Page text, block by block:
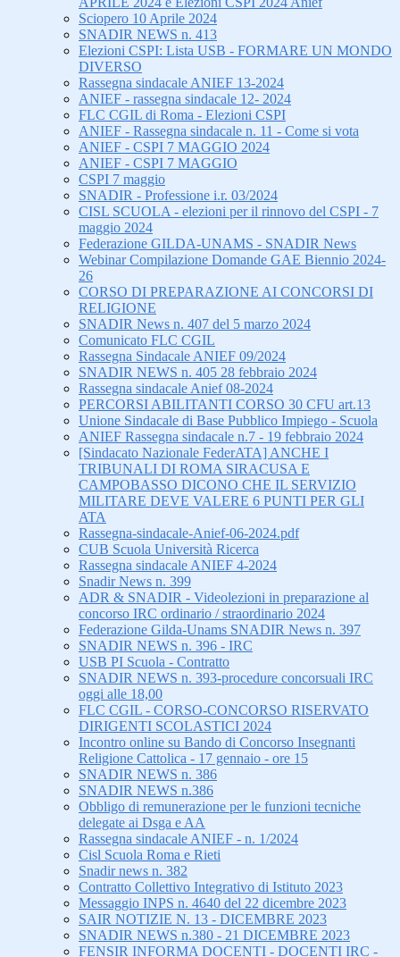
Sciopero 10 Aprile 2024
SNADIR NEWS n. 413
Elezioni CSPI: Lista USB - FORMARE UN MONDO
DIVERSO
Rassegna sindacale ANIEF 13-2024
ANIEF - rassegna sindacale 12- 2024
FLC CGIL di Roma - Elezioni CSPI
ANIEF - Rassegna sindacale n. 11 - Come si vota
ANIEF - CSPI 7 MAGGIO 2024
ANIEF - CSPI 7 MAGGIO
CSPI 7 maggio
SNADIR - Professione i.r. 03/2024
CISL SCUOLA - elezioni per il rinnovo del CSPI - 7
maggio 2024
Federazione GILDA-UNAMS - SNADIR News
Webinar Compilazione Domande GAE Biennio 2024-
26
CORSO DI PREPARAZIONE AI CONCORSI DI
RELIGIONE
SNADIR News n. 407 del 5 marzo 2024
Comunicato FLC CGIL
Rassegna Sindacale ANIEF 09/2024
SNADIR NEWS n. 405 28 febbraio 2024
Rassegna sindacale Anief 08-2024
PERCORSI ABILITANTI CORSO 30 CFU art.13
Unione Sindacale di Base Pubblico Impiego - Scuola
ANIEF Rassegna sindacale n.7 - 19 febbraio 2024
[Sindacato Nazionale FederATA] ANCHE I
TRIBUNALI DI ROMA SIRACUSA E
CAMPOBASSO DICONO CHE IL SERVIZIO
MILITARE DEVE VALERE 6 PUNTI PER GLI
ATA
Rassegna-sindacale-Anief-06-2024.pdf
CUB Scuola Università Ricerca
Rassegna sindacale ANIEF 4-2024
Snadir News n. 399
ADR & SNADIR - Videolezioni in preparazione al
concorso IRC ordinario / straordinario 2024
Federazione Gilda-Unams SNADIR News n. 397
SNADIR NEWS n. 396 - IRC
USB PI Scuola - Contratto
SNADIR NEWS n. 393-procedure concorsuali IRC
oggi alle 18,00
FLC CGIL - CORSO-CONCORSO RISERVATO
DIRIGENTI SCOLASTICI 2024
Incontro online su Bando di Concorso Insegnanti
Religione Cattolica - 17 gennaio - ore 15
SNADIR NEWS n. 386
SNADIR NEWS n.386
Obbligo di remunerazione per le funzioni tecniche
delegate ai Dsga e AA
Rassegna sindacale ANIEF - n. 1/2024
Cisl Scuola Roma e Rieti
Snadir news n. 382
Contratto Collettivo Integrativo di Istituto 2023
Messaggio INPS n. 4640 del 22 dicembre 2023
SAIR NOTIZIE N. 13 - DICEMBRE 2023
SNADIR NEWS n.380 - 21 DICEMBRE 2023
FENSIR INFORMA DOCENTI - DOCENTI IRC -